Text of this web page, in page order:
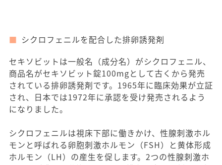
シクロフェニルを配合した排卵誘発剤
セキソビットは一般名（成分名）がシクロフェニル、
商品名がセキソビット錠100mgとして古くから発売
されている排卵誘発剤です。1965年に臨床効果が立証
され、日本では1972年に承認を受け発売されるよう
になりました。
シクロフェニルは視床下部に働きかけ、性腺刺激ホル
モンと呼ばれる卵胞刺激ホルモン（FSH）と黄体形成
ホルモン（LH）の産生を促します。2つの性腺刺激ホ